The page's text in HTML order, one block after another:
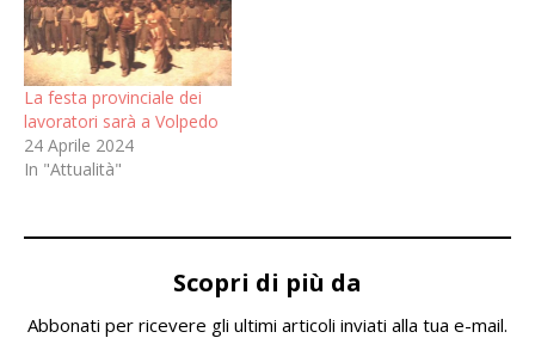
Alessandria. Dopo 14 anni
alla guida del sindacato, il
Segretario…
La festa provinciale dei
lavoratori sarà a Volpedo
24 Aprile 2024
In "Attualità"
Scopri di più da
Abbonati per ricevere gli ultimi articoli inviati alla tua e-mail.